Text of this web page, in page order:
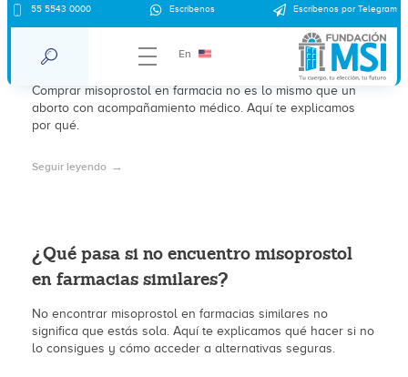
55 5543 0000 Escríbenos Escríbenos por Telegram
En
Pastillas para abortar en Farmacias
Similares: lo que debes saber
Comprar misoprostol en farmacia no es lo mismo que un
aborto con acompañamiento médico. Aquí te explicamos
por qué.
Seguir leyendo
¿Qué pasa si no encuentro misoprostol
en farmacias similares?
No encontrar misoprostol en farmacias similares no
significa que estás sola. Aquí te explicamos qué hacer si no
lo consigues y cómo acceder a alternativas seguras.